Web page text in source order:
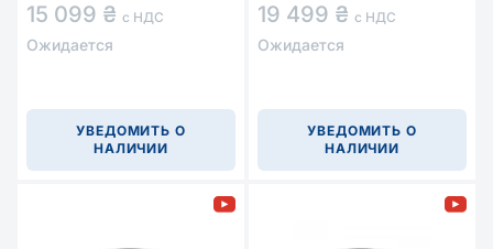
15 099 ₴ с НДС
Ожидается
УВЕДОМИТЬ О
НАЛИЧИИ
19 499 ₴ с НДС
Ожидается
УВЕДОМИТЬ О
НАЛИЧИИ